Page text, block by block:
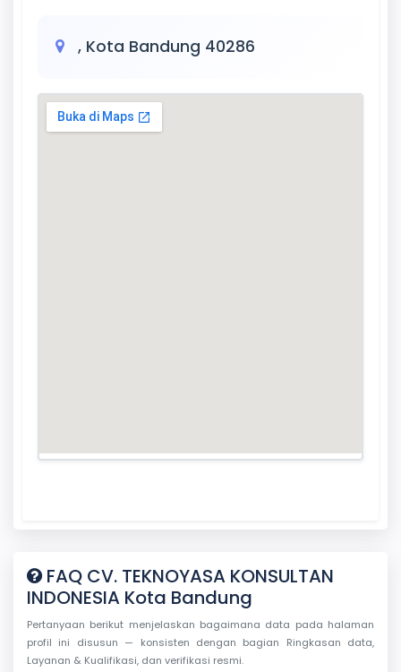
, Kota Bandung 40286
FAQ CV. TEKNOYASA KONSULTAN
INDONESIA Kota Bandung
Pertanyaan berikut menjelaskan bagaimana data pada halaman
profil ini disusun — konsisten dengan bagian Ringkasan data,
Layanan & Kualifikasi, dan verifikasi resmi.